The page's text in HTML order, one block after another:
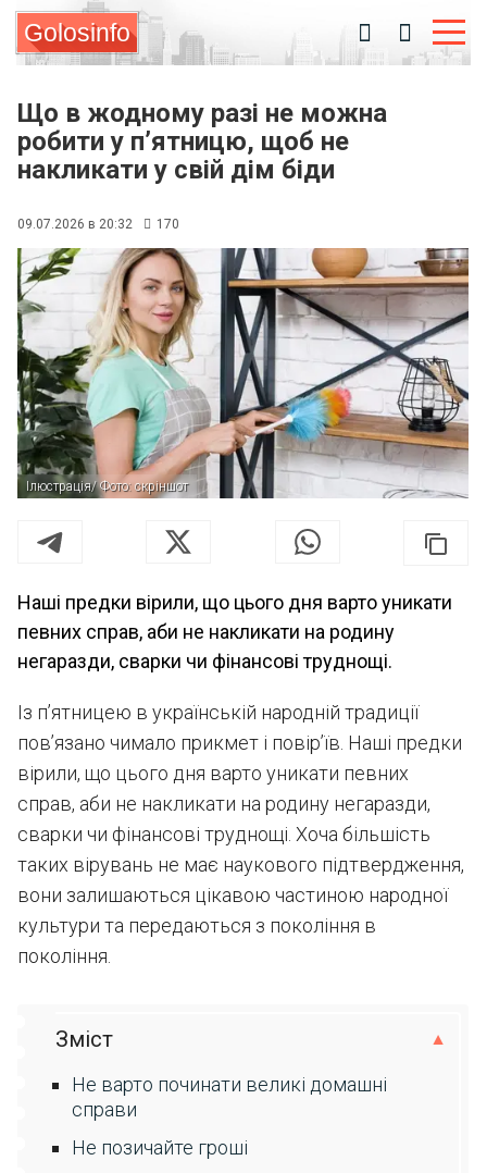
Golosinfo
Що в жодному разі не можна
робити у п’ятницю, щоб не
накликати у свій дім біди
09.07.2026 в 20:32 170
Ілюстрація/ Фото: скріншот
Наші предки вірили, що цього дня варто уникати
певних справ, аби не накликати на родину
негаразди, сварки чи фінансові труднощі.
Із п’ятницею в українській народній традиції
пов’язано чимало прикмет і повір’їв. Наші предки
вірили, що цього дня варто уникати певних
справ, аби не накликати на родину негаразди,
сварки чи фінансові труднощі. Хоча більшість
таких вірувань не має наукового підтвердження,
вони залишаються цікавою частиною народної
культури та передаються з покоління в
покоління.
Зміст
Не варто починати великі домашні
справи
Не позичайте гроші